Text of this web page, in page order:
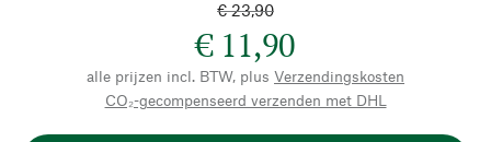
€ 23,90
€ 11,90
alle prijzen incl. BTW, plus Verzendingskosten
CO₂-gecompenseerd verzenden met DHL